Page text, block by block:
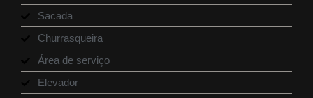
Sacada
Churrasqueira
Área de serviço
Elevador